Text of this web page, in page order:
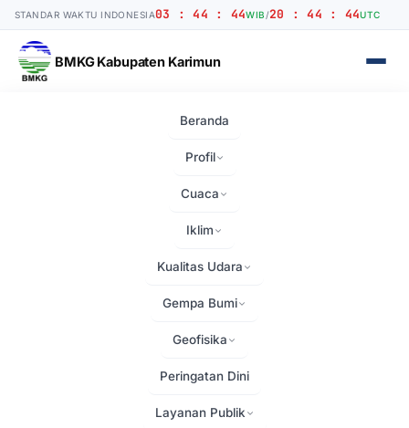
STANDAR WAKTU INDONESIA03 : 44 : 44WIB /20 : 44 : 44UTC
BMKG Kabupaten Karimun
Beranda
Profil
Cuaca
Iklim
Kualitas Udara
Gempa Bumi
Geofisika
Peringatan Dini
Layanan Publik